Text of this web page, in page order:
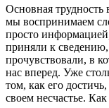
Основная
мы воспринимаем
просто
приняли к
прочувствовали, в
нас вперед. Уже
том, как его
своем несчастье.